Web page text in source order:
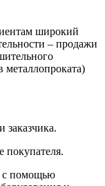
широкий
– продажи
металлопроката)
заказчика.
покупателя.
с помощью